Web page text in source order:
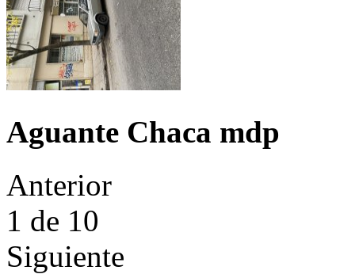
Aguante Chaca mdp
Anterior
1 de 10
Siguiente